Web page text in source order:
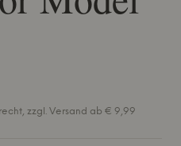
zzgl. Versand ab € 9,99